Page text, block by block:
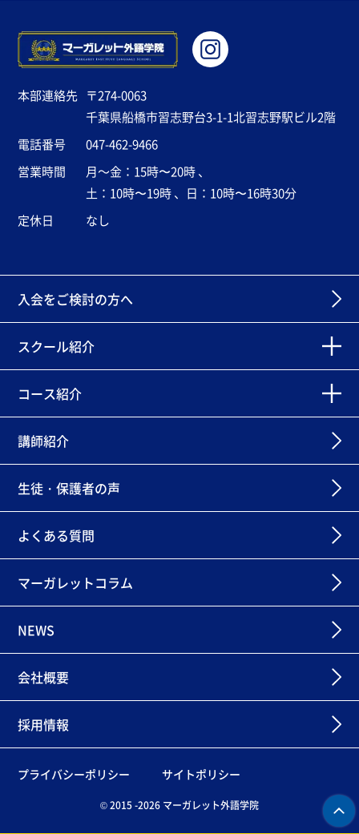
本部連絡先 〒274-0063
千葉県船橋市習志野台3-1-1北習志野駅ビル2階
電話番号
047-462-9466
営業時間
月～金：15時〜20時 、
土：10時〜19時 、日：10時〜16時30分
定休日
なし
入会をご検討の方へ
スクール紹介
コース紹介
講師紹介
生徒・保護者の声
よくある質問
マーガレットコラム
NEWS
会社概要
採用情報
プライバシーポリシー サイトポリシー
© 2015 -2026 マーガレット外語学院